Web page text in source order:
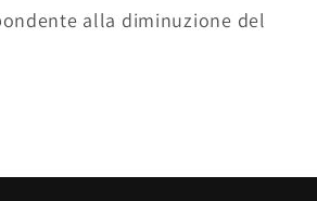
alla diminuzione del